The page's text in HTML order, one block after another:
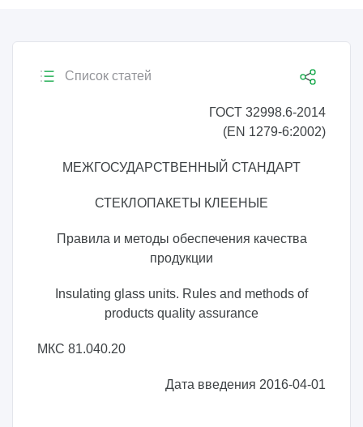
Список статей
ГОСТ 32998.6-2014
(EN 1279-6:2002)
МЕЖГОСУДАРСТВЕННЫЙ СТАНДАРТ
СТЕКЛОПАКЕТЫ КЛЕЕНЫЕ
Правила и методы обеспечения качества
продукции
Insulating glass units. Rules and methods of
products quality assurance
МКС 81.040.20
Дата введения 2016-04-01